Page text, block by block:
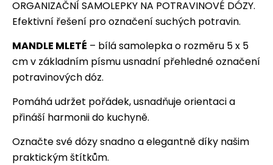
ORGANIZAČNÍ SAMOLEPKY NA POTRAVINOVÉ DÓZY.
Efektivní řešení pro označení suchých potravin.
MANDLE MLETÉ – bílá samolepka o rozměru 5 x 5
cm v základním písmu usnadní přehledné označení
potravinových dóz.
Pomáhá udržet pořádek, usnadňuje orientaci a
přináší harmonii do kuchyně.
Označte své dózy snadno a elegantně díky našim
praktickým štítkům.